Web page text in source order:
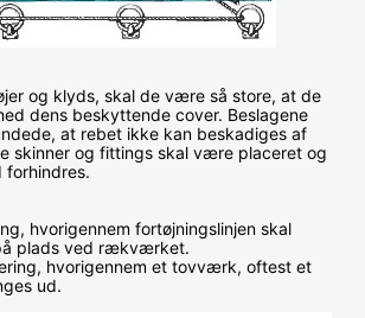
og klyds, skal de være så store, at de
dens beskyttende cover. Beslagene
at rebet ikke kan beskadiges af
skinner og fittings skal være placeret og
hvorigennem fortøjningslinjen skal
plads ved rækværket.
hvorigennem et tovværk, oftest et
ud.